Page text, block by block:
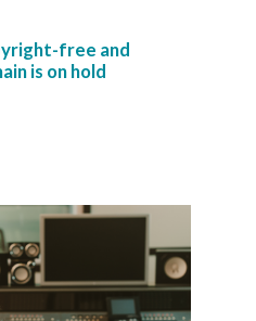
free and
is on hold